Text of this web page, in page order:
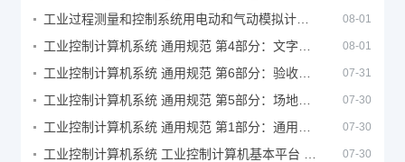
08-01
08-01
07-31
07-30
07-30
07-30